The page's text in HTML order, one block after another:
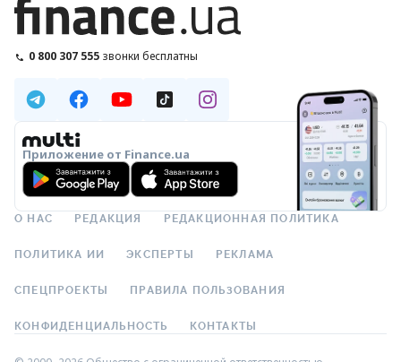
0 800 307 555 звонки бесплатны
Приложение от Finance.ua
О НАС РЕДАКЦИЯ РЕДАКЦИОННАЯ ПОЛИТИКА
ПОЛИТИКА ИИ ЭКСПЕРТЫ РЕКЛАМА
СПЕЦПРОЕКТЫ ПРАВИЛА ПОЛЬЗОВАНИЯ
КОНФИДЕНЦИАЛЬНОСТЬ КОНТАКТЫ